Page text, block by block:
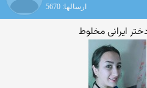
ارسالها: 5670
ایرانی مخلوط